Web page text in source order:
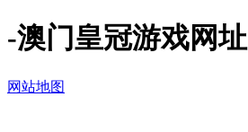
-澳门皇冠游戏网址
网站地图